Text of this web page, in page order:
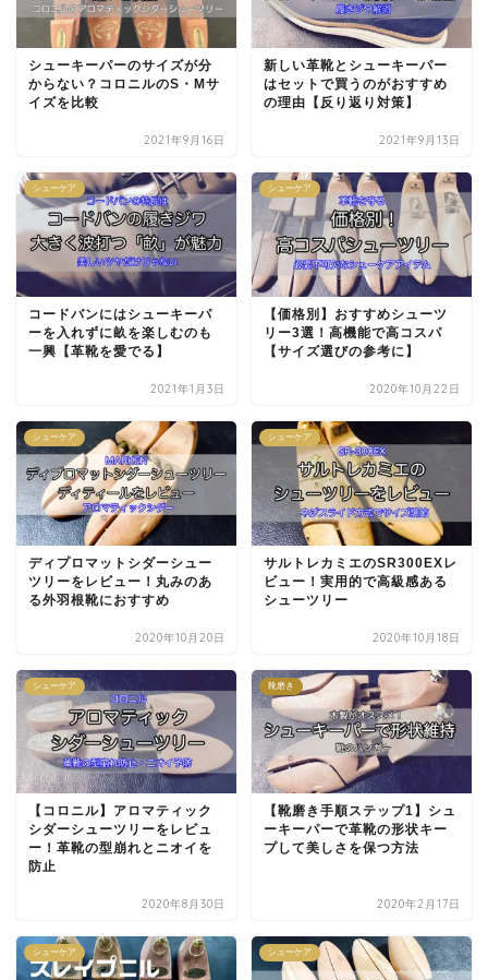
シューキーパーのサイズが分
からない？コロニルのS・Mサ
イズを比較
2021年9月16日
新しい革靴とシューキーパー
はセットで買うのがおすすめ
の理由【反り返り対策】
2021年9月13日
シューケア
コードバンにはシューキーパ
ーを入れずに畝を楽しむのも
一興【革靴を愛でる】
2021年1月3日
シューケア
【価格別】おすすめシューツ
リー3選！高機能で高コスパ
【サイズ選びの参考に】
2020年10月22日
シューケア
ディプロマットシダーシュー
ツリーをレビュー！丸みのあ
る外羽根靴におすすめ
2020年10月20日
シューケア
サルトレカミエのSR300EXレ
ビュー！実用的で高級感ある
シューツリー
2020年10月18日
シューケア
【コロニル】アロマティック
シダーシューツリーをレビュ
ー！革靴の型崩れとニオイを
防止
2020年8月30日
靴磨き
【靴磨き手順ステップ1】シュ
ーキーパーで革靴の形状キー
プして美しさを保つ方法
2020年2月17日
シューケア シューケア